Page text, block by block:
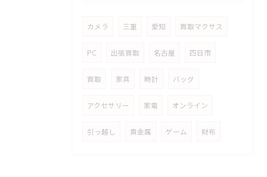
カメラ 三重 愛知 買取マクサス
PC 出張買取 名古屋 四日市
買取 家具 時計 バッグ
アクセサリー 家電 オンライン
引っ越し 貴金属 ゲーム 財布